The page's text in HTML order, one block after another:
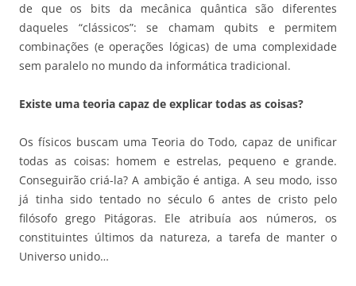
de que os bits da mecânica quântica são diferentes
daqueles “clássicos”: se chamam qubits e permitem
combinações (e operações lógicas) de uma complexidade
sem paralelo no mundo da informática tradicional.
Existe uma teoria capaz de explicar todas as coisas?
Os físicos buscam uma Teoria do Todo, capaz de unificar
todas as coisas: homem e estrelas, pequeno e grande.
Conseguirão criá-la? A ambição é antiga. A seu modo, isso
já tinha sido tentado no século 6 antes de cristo pelo
filósofo grego Pitágoras. Ele atribuía aos números, os
constituintes últimos da natureza, a tarefa de manter o
Universo unido…